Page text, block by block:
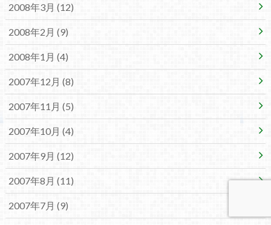
2008年3月 (12)
2008年2月 (9)
2008年1月 (4)
2007年12月 (8)
2007年11月 (5)
2007年10月 (4)
2007年9月 (12)
2007年8月 (11)
2007年7月 (9)